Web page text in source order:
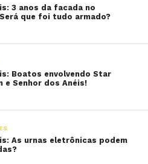
3 anos da facada no
que foi tudo armado?
Boatos envolvendo Star
e Senhor dos Anéis!
As urnas eletrônicas podem